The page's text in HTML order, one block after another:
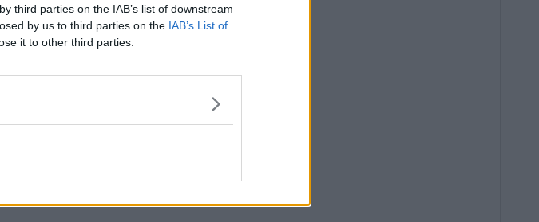
third parties on the IAB’s list of downstream
by us to third parties on the IAB’s List of
it to other third parties.